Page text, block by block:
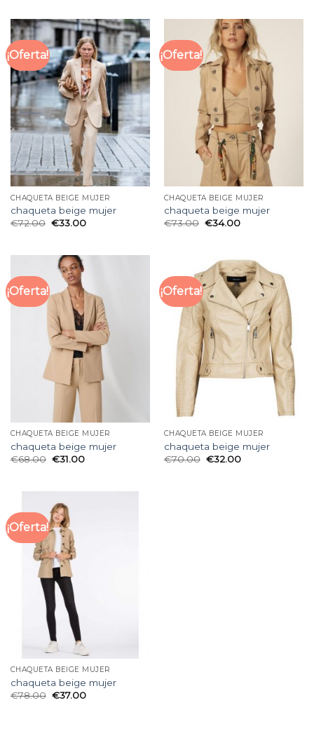
¡Oferta!
CHAQUETA BEIGE MUJER
chaqueta beige mujer
€72.00 €33.00
¡Oferta!
CHAQUETA BEIGE MUJER
chaqueta beige mujer
€73.00 €34.00
¡Oferta!
CHAQUETA BEIGE MUJER
chaqueta beige mujer
€68.00 €31.00
¡Oferta!
CHAQUETA BEIGE MUJER
chaqueta beige mujer
€70.00 €32.00
¡Oferta!
CHAQUETA BEIGE MUJER
chaqueta beige mujer
€78.00 €37.00